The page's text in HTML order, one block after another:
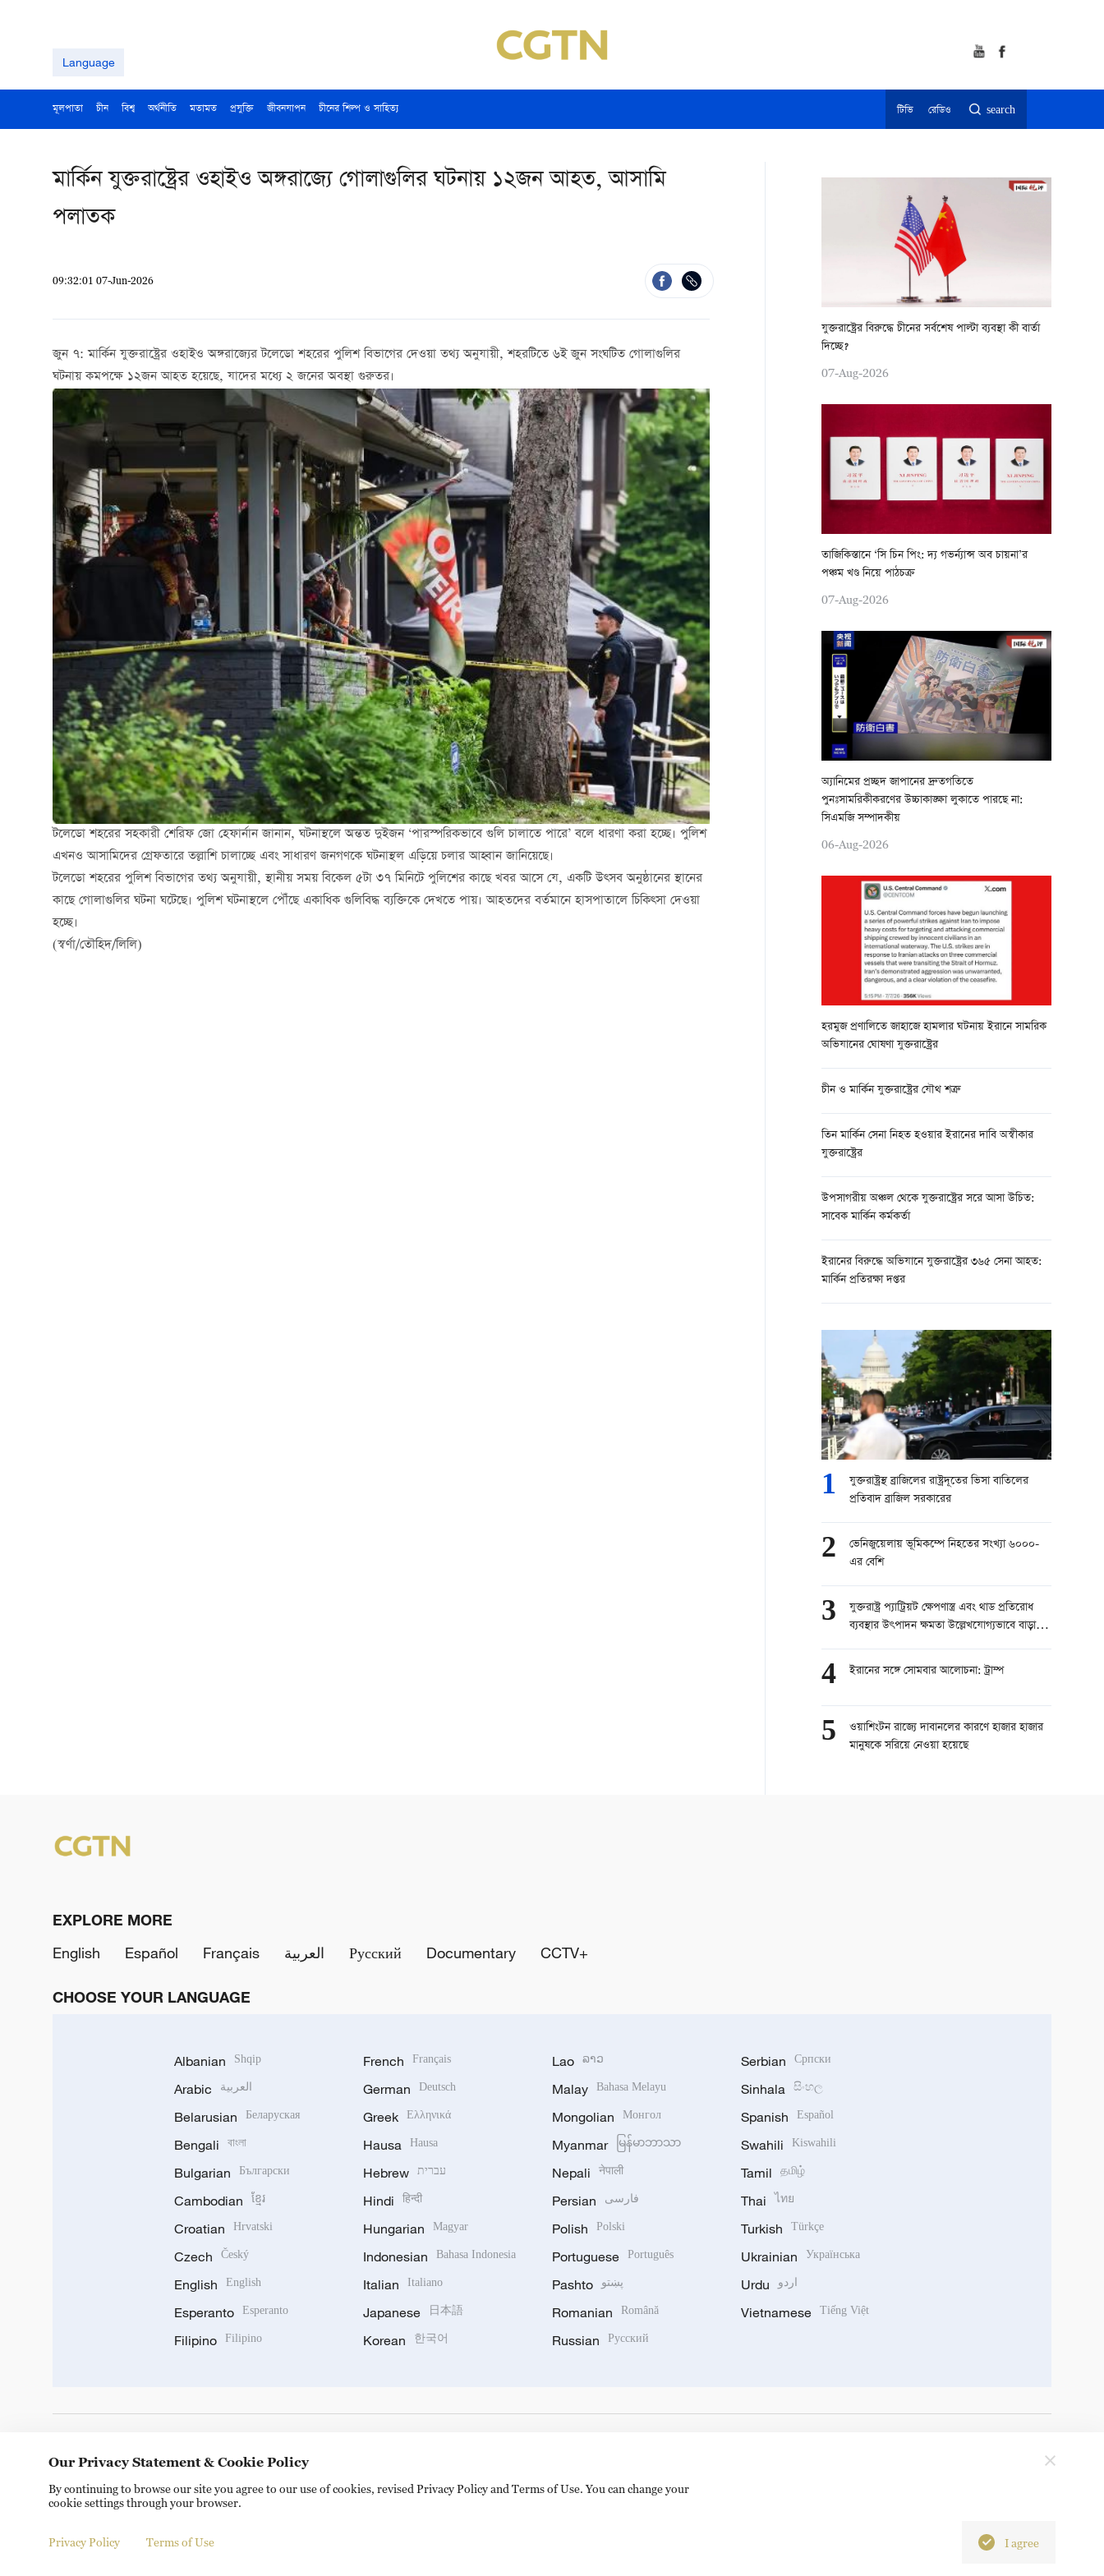
Language
মূলপাতা চীন বিশ্ব অর্থনীতি মতামত প্রযুক্তি জীবনযাপন চীনের শিল্প ও সাহিত্য টিভি রেডিও search
মার্কিন যুক্তরাষ্ট্রের ওহাইও অঙ্গরাজ্যে গোলাগুলির ঘটনায় ১২জন আহত, আসামি
পলাতক
09:32:01 07-Jun-2026
জুন ৭: মার্কিন যুক্তরাষ্ট্রের ওহাইও অঙ্গরাজ্যের টলেডো শহরের পুলিশ বিভাগের দেওয়া তথ্য অনুযায়ী, শহরটিতে ৬ই জুন সংঘটিত গোলাগুলির
ঘটনায় কমপক্ষে ১২জন আহত হয়েছে, যাদের মধ্যে ২ জনের অবস্থা গুরুতর।
টলেডো শহরের সহকারী শেরিফ জো হেফার্নান জানান, ঘটনাস্থলে অন্তত দুইজন ‘পারস্পরিকভাবে গুলি চালাতে পারে’ বলে ধারণা করা হচ্ছে। পুলিশ
এখনও আসামিদের গ্রেফতারে তল্লাশি চালাচ্ছে এবং সাধারণ জনগণকে ঘটনাস্থল এড়িয়ে চলার আহ্বান জানিয়েছে।
টলেডো শহরের পুলিশ বিভাগের তথ্য অনুযায়ী, স্থানীয় সময় বিকেল ৫টা ৩৭ মিনিটে পুলিশের কাছে খবর আসে যে, একটি উত্সব অনুষ্ঠানের স্থানের
কাছে গোলাগুলির ঘটনা ঘটেছে। পুলিশ ঘটনাস্থলে পৌঁছে একাধিক গুলিবিদ্ধ ব্যক্তিকে দেখতে পায়। আহতদের বর্তমানে হাসপাতালে চিকিত্সা দেওয়া
হচ্ছে।
(স্বর্ণা/তৌহিদ/লিলি)
যুক্তরাষ্ট্রের বিরুদ্ধে চীনের সর্বশেষ পাল্টা ব্যবস্থা কী বার্তা
দিচ্ছে?
07-Aug-2026
তাজিকিস্তানে ‘সি চিন পিং: দ্য গভর্ন্যান্স অব চায়না’র
পঞ্চম খণ্ড নিয়ে পাঠচক্র
07-Aug-2026
অ্যানিমের প্রচ্ছদ জাপানের দ্রুতগতিতে
পুনঃসামরিকীকরণের উচ্চাকাঙ্ক্ষা লুকাতে পারছে না:
সিএমজি সম্পাদকীয়
06-Aug-2026
হরমুজ প্রণালিতে জাহাজে হামলার ঘটনায় ইরানে সামরিক
অভিযানের ঘোষণা যুক্তরাষ্ট্রের
চীন ও মার্কিন যুক্তরাষ্ট্রের যৌথ শত্রু
তিন মার্কিন সেনা নিহত হওয়ার ইরানের দাবি অস্বীকার
যুক্তরাষ্ট্রের
উপসাগরীয় অঞ্চল থেকে যুক্তরাষ্ট্রের সরে আসা উচিত:
সাবেক মার্কিন কর্মকর্তা
ইরানের বিরুদ্ধে অভিযানে যুক্তরাষ্ট্রের ৩৬৫ সেনা আহত:
মার্কিন প্রতিরক্ষা দপ্তর
1
যুক্তরাষ্ট্রস্থ ব্রাজিলের রাষ্ট্রদূতের ভিসা বাতিলের
প্রতিবাদ ব্রাজিল সরকারের
2
ভেনিজুয়েলায় ভূমিকম্পে নিহতের সংখ্যা ৬০০০-
এর বেশি
3
যুক্তরাষ্ট্র প্যাট্রিয়ট ক্ষেপণাস্ত্র এবং থাড প্রতিরোধ
ব্যবস্থার উৎপাদন ক্ষমতা উল্লেখযোগ্যভাবে বাড়াতে
4 ইরানের সঙ্গে সোমবার আলোচনা: ট্রাম্প
5
ওয়াশিংটন রাজ্যে দাবানলের কারণে হাজার হাজার
মানুষকে সরিয়ে নেওয়া হয়েছে
EXPLORE MORE
English
Español Français العربية Русский Documentary CCTV+
CHOOSE YOUR LANGUAGE
Albanian Shqip
Arabic العربية
Belarusian Беларуская
Bengali বাংলা
Bulgarian Български
Cambodian ខ្មែរ
Croatian Hrvatski
Czech Český
English English
Esperanto Esperanto
Filipino Filipino
French Français
German Deutsch
Greek Ελληνικά
Hausa Hausa
Hebrew עברית
Hindi हिन्दी
Hungarian Magyar
Indonesian Bahasa Indonesia
Italian Italiano
Japanese 日本語
Korean 한국어
Lao ລາວ
Malay Bahasa Melayu
Mongolian Монгол
Myanmar မြန်မာဘာသာ
Nepali नेपाली
Persian فارسی
Polish Polski
Portuguese Português
Pashto پښتو
Romanian Română
Russian Русский
Serbian Српски
Sinhala සිංහල
Spanish Español
Swahili Kiswahili
Tamil தமிழ்
Thai ไทย
Turkish Türkçe
Ukrainian Українська
Urdu اردو
Vietnamese Tiếng Việt
Copyright © 2024 CGTN. 京ICP备20000184号
Our Privacy Statement & Cookie Policy
By continuing to browse our site you agree to our use of cookies, revised Privacy Policy and Terms of Use. You can change your
cookie settings through your browser.
Privacy Policy Terms of Use I agree